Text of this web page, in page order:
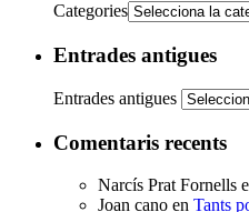
Categories
Entrades antigues
Entrades antigues
Comentaris recents
Narcís Prat Fornells
Joan cano en Tants